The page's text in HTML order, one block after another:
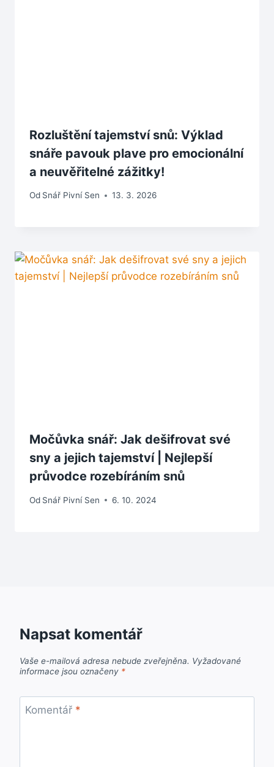
Rozluštění tajemství snů: Výklad
snáře pavouk plave pro emocionální
a neuvěřitelné zážitky!
Od Snář Pivní Sen 13. 3. 2026
Močůvka snář: Jak dešifrovat své
sny a jejich tajemství | Nejlepší
průvodce rozebíráním snů
Od Snář Pivní Sen 6. 10. 2024
Napsat komentář
Vaše e-mailová adresa nebude zveřejněna. Vyžadované
informace jsou označeny *
Komentář *